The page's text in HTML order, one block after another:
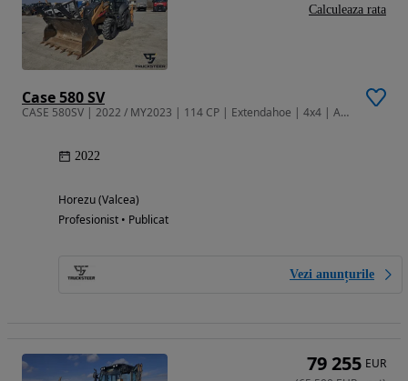
Case 580 SV
CASE 580SV | 2022 / MY2023 | 114 CP | Extendahoe | 4x4 | A/C | Ride Co
2022
Horezu (Valcea)
Profesionist • Publicat
Vezi anunțurile
Calculeaza rata
79 255 EUR